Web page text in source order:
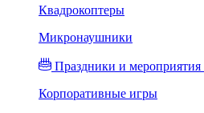
Квадрокоптеры
Микронаушники
Праздники и мероприятия
Корпоративные игры